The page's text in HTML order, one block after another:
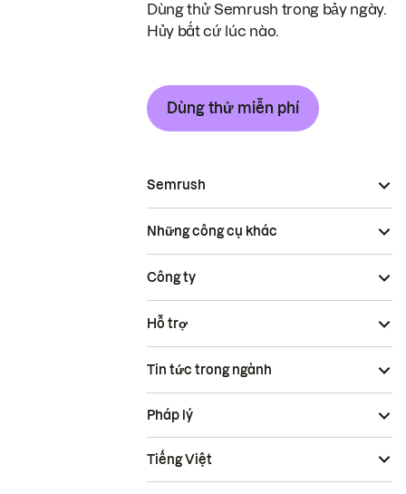
Dùng thử Semrush trong bảy ngày.
Hủy bất cứ lúc nào.
Dùng thử miễn phí
Semrush
Những công cụ khác
Công ty
Hỗ trợ
Tin tức trong ngành
Pháp lý
Tiếng Việt